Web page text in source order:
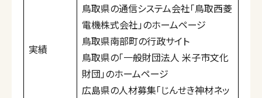
実績
鳥取県の通信システム会社「鳥取西菱
電機株式会社」のホームページ
鳥取県南部町の行政サイト
鳥取県の「一般財団法人 米子市文化
財団」のホームページ
広島県の人材募集「じんせき神材ネッ